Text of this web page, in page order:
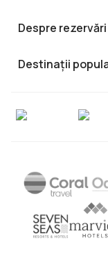
Despre
Destinații